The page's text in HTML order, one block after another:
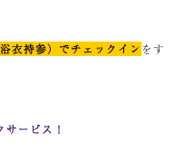
衣持参）でチェックイン をす
ービス！